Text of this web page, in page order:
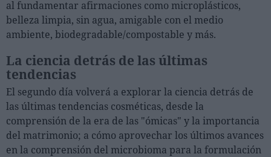
al fundamentar afirmaciones como microplásticos,
belleza limpia, sin agua, amigable con el medio
ambiente, biodegradable/compostable y más.
La ciencia detrás de las últimas
tendencias
El segundo día volverá a explorar la ciencia detrás de
las últimas tendencias cosméticas, desde la
comprensión de la era de las "ómicas" y la importancia
del matrimonio; a cómo aprovechar los últimos avances
en la comprensión del microbioma para la formulación